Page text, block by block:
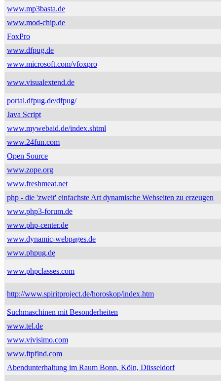
www.mp3basta.de
www.mod-chip.de
FoxPro
www.dfpug.de
www.microsoft.com/vfoxpro
www.visualextend.de
portal.dfpug.de/dfpug/
Java Script
www.mywebaid.de/index.shtml
www.24fun.com
Open Source
www.zope.org
www.freshmeat.net
php - die 'zweit' einfachste Art dynamische Webseiten zu erzeugen
www.php3-forum.de
www.php-center.de
www.dynamic-webpages.de
www.phpug.de
www.phpclasses.com
http://www.spiritproject.de/horoskop/index.htm
Suchmaschinen mit Besonderheiten
www.tel.de
www.vivisimo.com
www.ftpfind.com
Abendunterhaltung im Raum Bonn, Köln, Düsseldorf